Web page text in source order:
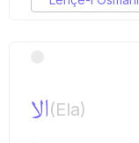
الا(Ela)